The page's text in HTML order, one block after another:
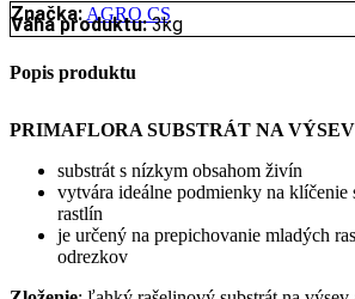
Značka: AGRO CS
Váha produktu:3kg
Popis produktu
PRIMAFLORA SUBSTRÁT NA
substrát s nízkym obsahom živín
vytvára ideálne podmienky na klíčenie
rastlín
je určený na prepichovanie mladých
odrezkov